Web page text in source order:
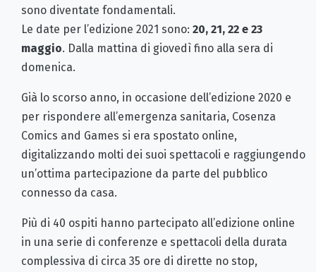
sono diventate fondamentali.
Le date per l’edizione 2021 sono: 20, 21, 22 e 23
maggio. Dalla mattina di giovedì fino alla sera di
domenica.
Già lo scorso anno, in occasione dell’edizione 2020 e
per rispondere all’emergenza sanitaria, Cosenza
Comics and Games si era spostato online,
digitalizzando molti dei suoi spettacoli e raggiungendo
un’ottima partecipazione da parte del pubblico
connesso da casa.
Più di 40 ospiti hanno partecipato all’edizione online
in una serie di conferenze e spettacoli della durata
complessiva di circa 35 ore di dirette no stop,